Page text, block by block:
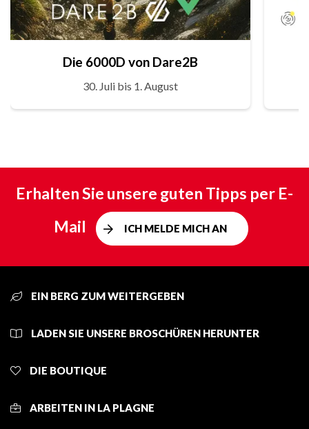
Die 6000D von Dare2B
30. Juli bis 1. August
Erhalten Sie unsere guten Tipps per E-
Mail
ICH MELDE MICH AN
EIN BERG ZUM WEITERGEBEN
LADEN SIE UNSERE BROSCHÜREN HERUNTER
DIE BOUTIQUE
ARBEITEN IN LA PLAGNE